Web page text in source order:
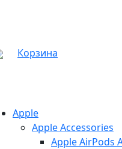
Корзина
Apple
Apple Accessories
Apple AirPods